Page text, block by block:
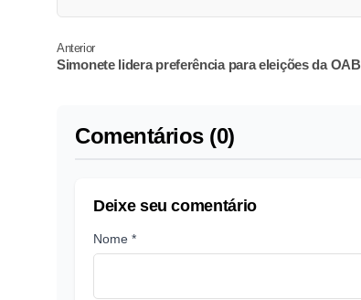
Anterior
Simonete lidera preferência para eleições da OAB
Comentários (0)
Deixe seu comentário
Nome *